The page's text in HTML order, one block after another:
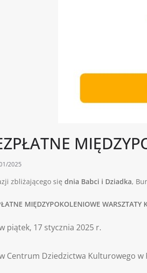
2025
zbliżającego się dnia Babci i Dziadka,
MIĘDZYPOKOLENIOWE WARSZTATY
piątek, 17 stycznia 2025 r.
Centrum Dziedzictwa Kulturowego w